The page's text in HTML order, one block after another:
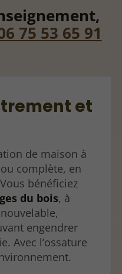
75 53 65 91
et
de maison à
complète, en
bénéficiez
du bois, à
engendrer
Avec l’ossature